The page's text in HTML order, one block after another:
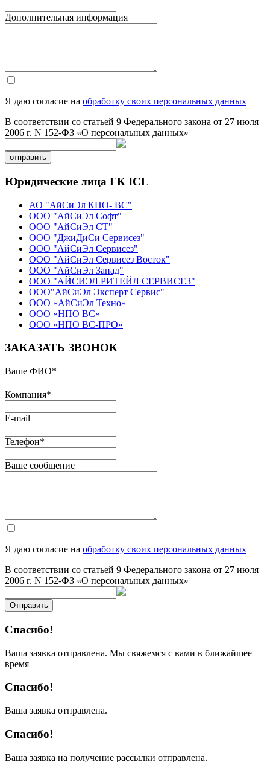
Дополнительная информация
Я даю согласие на обработку своих персональных данных
В соответствии со статьей 9 Федерального закона от 27 июля
2006 г. N 152-ФЗ «О персональных данных»
отправить
Юридические лица ГК ICL
АО "АйСиЭл КПО- ВС"
ООО "АйСиЭл Софт"
ООО "АйСиЭл СТ"
ООО "ДжиДиСи Сервисез"
ООО "АйСиЭл Сервисез"
ООО "АйСиЭл Сервисез Восток"
ООО "АйСиЭл Запад"
ООО "АЙСИЭЛ РИТЕЙЛ СЕРВИСЕЗ"
ООО"АйСиЭл Эксперт Сервис"
ООО «АйСиЭл Техно»
ООО «НПО ВС»
ООО «НПО ВС-ПРО»
ЗАКАЗАТЬ ЗВОНОК
Ваше ФИО*
Компания*
E-mail
Телефон*
Ваше сообщение
Я даю согласие на обработку своих персональных данных
В соответствии со статьей 9 Федерального закона от 27 июля
2006 г. N 152-ФЗ «О персональных данных»
Отправить
Спасибо!
Ваша заявка отправлена. Мы свяжемся с вами в ближайшее
время
Спасибо!
Ваша заявка отправлена.
Спасибо!
Ваша заявка на получение рассылки отправлена.